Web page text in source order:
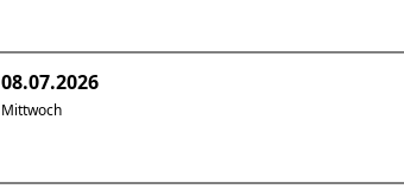
08.07.2026
Mittwoch